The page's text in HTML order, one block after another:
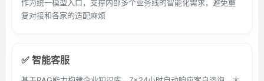
作为统一模型入口，支撑内部多个业务线的智能化需求，避免重
复对接和各家的适配麻烦
✅ 智能客服